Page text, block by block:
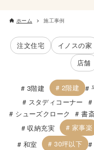
ホーム 施工事例
注文住宅 イノスの家
店舗
3階建 2階建
スタディコーナー
シューズクローク
書
収納充実
家事楽
和室
30坪以下